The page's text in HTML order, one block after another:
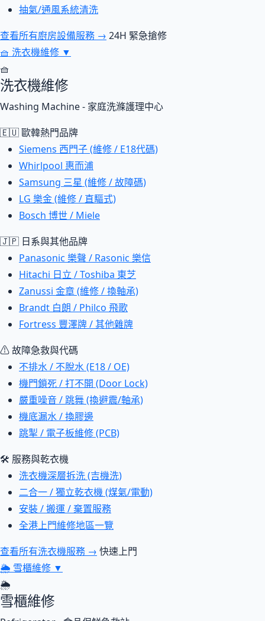
抽氣/通風系統清洗
查看所有廚房設備服務 → 24H 緊急搶修
🧺 洗衣機維修 ▼
🧺
洗衣機維修
Washing Machine - 家庭洗滌護理中心
🇪🇺 歐韓熱門品牌
Siemens 西門子 (維修 / E18代碼)
Whirlpool 惠而浦
Samsung 三星 (維修 / 故障碼)
LG 樂金 (維修 / 直驅式)
Bosch 博世 / Miele
🇯🇵 日系與其他品牌
Panasonic 樂聲 / Rasonic 樂信
Hitachi 日立 / Toshiba 東芝
Zanussi 金章 (維修 / 換軸承)
Brandt 白朗 / Philco 飛歌
Fortress 豐澤牌 / 其他雜牌
⚠ 故障急救與代碼
不排水 / 不脫水 (E18 / OE)
機門鎖死 / 打不開 (Door Lock)
嚴重噪音 / 跳舞 (換避震/軸承)
機底漏水 / 換膠邊
跳掣 / 電子板維修 (PCB)
🛠 服務與乾衣機
洗衣機深層拆洗 (吉機洗)
二合一 / 獨立乾衣機 (煤氣/電動)
安裝 / 搬運 / 棄置服務
全港上門維修地區一覽
查看所有洗衣機服務 → 快速上門
🌦 雪櫃維修 ▼
🌦
雪櫃維修